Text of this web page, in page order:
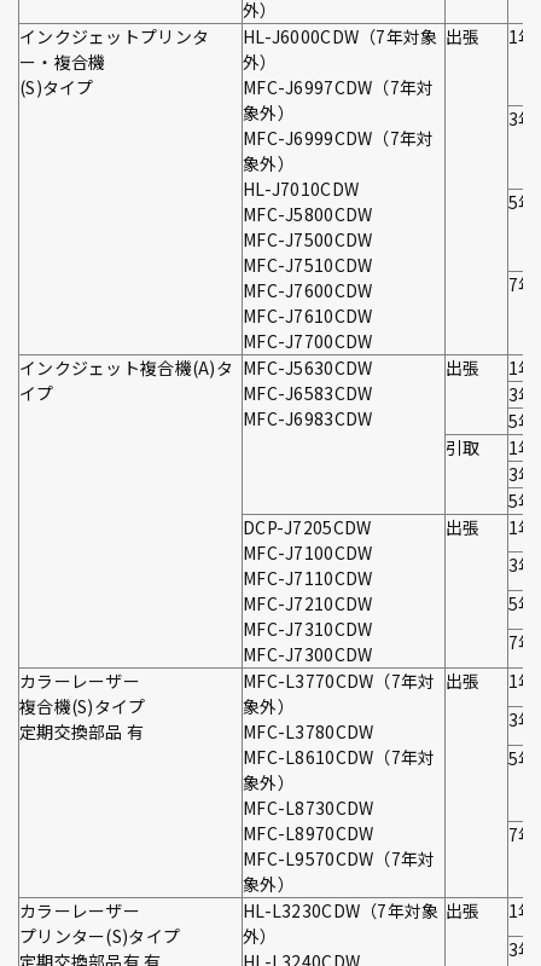
外）
インクジェットプリンタ
ー・複合機
(S)タイプ
HL-J6000CDW（7年対象
外）
MFC-J6997CDW（7年対
象外）
MFC-J6999CDW（7年対
象外）
HL-J7010CDW
MFC-J5800CDW
MFC-J7500CDW
MFC-J7510CDW
MFC-J7600CDW
MFC-J7610CDW
MFC-J7700CDW
出張 1年
3年
5年
7年
インクジェット複合機(A)タ
イプ
MFC-J5630CDW
MFC-J6583CDW
MFC-J6983CDW
出張
1年
3年
5年
引取
1年
3年
5年
DCP-J7205CDW
MFC-J7100CDW
MFC-J7110CDW
MFC-J7210CDW
MFC-J7310CDW
MFC-J7300CDW
出張
1年
3年
5年
7年
カラーレーザー
複合機(S)タイプ
定期交換部品 有
MFC-L3770CDW（7年対
象外）
MFC-L3780CDW
MFC-L8610CDW（7年対
象外）
MFC-L8730CDW
MFC-L8970CDW
MFC-L9570CDW（7年対
象外）
出張
1年
3年
5年
7年
カラーレーザー
プリンター(S)タイプ
定期交換部品有 有
HL-L3230CDW（7年対象
外）
HL-L3240CDW
出張
1年
3年